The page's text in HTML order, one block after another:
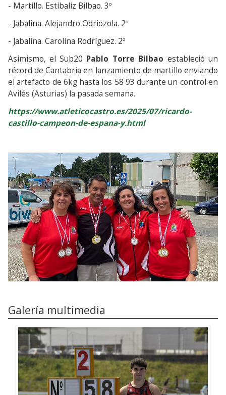
- Martillo. Estíbaliz Bilbao. 3º
- Jabalina. Alejandro Odriozola. 2º
- Jabalina. Carolina Rodríguez. 2º
Asimismo, el Sub20 Pablo Torre Bilbao estableció un
récord de Cantabria en lanzamiento de martillo enviando
el artefacto de 6kg hasta los 58 93 durante un control en
Avilés (Asturias) la pasada semana.
https://www.atleticocastro.es/2025/07/ricardo-
castillo-campeon-de-espana-y.html
Galería multimedia